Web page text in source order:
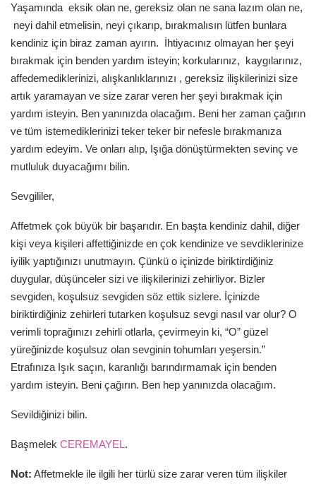
Yaşamında eksik olan ne, gereksiz olan ne sana lazım olan ne,
neyi dahil etmelisin, neyi çıkarıp, bırakmalısın lütfen bunlara
kendiniz için biraz zaman ayırın. İhtiyacınız olmayan her şeyi
bırakmak için benden yardım isteyin; korkularınız, kaygılarınız,
affedemediklerinizi, alışkanlıklarınızı , gereksiz ilişkilerinizi size
artık yaramayan ve size zarar veren her şeyi bırakmak için
yardım isteyin. Ben yanınızda olacağım. Beni her zaman çağırın
ve tüm istemediklerinizi teker teker bir nefesle bırakmanıza
yardım edeyim. Ve onları alıp, Işığa dönüştürmekten sevinç ve
mutluluk duyacağımı bilin.
Sevgililer,
Affetmek çok büyük bir başarıdır. En başta kendiniz dahil, diğer
kişi veya kişileri affettiğinizde en çok kendinize ve sevdiklerinize
iyilik yaptığınızı unutmayın. Çünkü o içinizde biriktirdiğiniz
duygular, düşünceler sizi ve ilişkilerinizi zehirliyor. Bizler
sevgiden, koşulsuz sevgiden söz ettik sizlere. İçinizde
biriktirdiğiniz zehirleri tutarken koşulsuz sevgi nasıl var olur? O
verimli toprağınızı zehirli otlarla, çevirmeyin ki, “O” güzel
yüreğinizde koşulsuz olan sevginin tohumları yeşersin.”
Etrafınıza Işık saçın, karanlığı barındırmamak için benden
yardım isteyin. Beni çağırın. Ben hep yanınızda olacağım.
Sevildiğinizi bilin.
Başmelek CEREMAYEL.
Not: Affetmekle ile ilgili her türlü size zarar veren tüm ilişkiler